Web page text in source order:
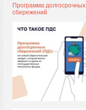
Программа долгосрочных
сбережений